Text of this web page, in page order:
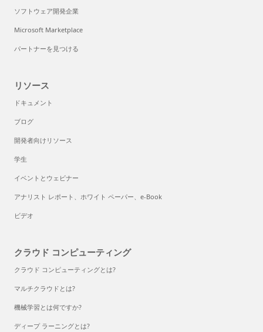
ソフトウェア開発企業
Microsoft Marketplace
パートナーを見つける
リソース
ドキュメント
ブログ
開発者向けリソース
学生
イベントとウェビナー
アナリスト レポート、ホワイト ペーパー、e-Book
ビデオ
クラウド コンピューティング
クラウド コンピューティングとは?
マルチクラウドとは?
機械学習とは何ですか?
ディープ ラーニングとは?